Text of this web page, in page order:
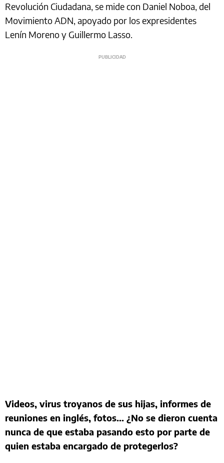
Revolución Ciudadana, se mide con Daniel Noboa, del
Movimiento ADN, apoyado por los expresidentes
Lenín Moreno y Guillermo Lasso.
Videos, virus troyanos de sus hijas, informes de
reuniones en inglés, fotos... ¿No se dieron cuenta
nunca de que estaba pasando esto por parte de
quien estaba encargado de protegerlos?